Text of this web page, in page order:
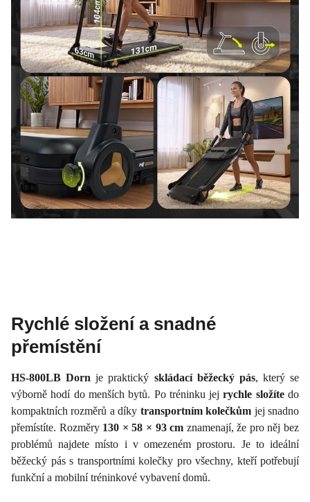
Rychlé složení a snadné
přemístění
HS-800LB Dorn je praktický skládací běžecký pás, který se
výborně hodí do menších bytů. Po tréninku jejrychle složítedo
kompaktních rozměrů a díky transportním kolečkům jej snadno
přemístíte. Rozměry 130 × 58 × 93 cm znamenají, že pro něj bez
problémů najdete místo i v omezeném prostoru. Je to ideální
běžecký pás s transportními kolečky pro všechny, kteří potřebují
funkční a mobilní tréninkové vybavení domů.